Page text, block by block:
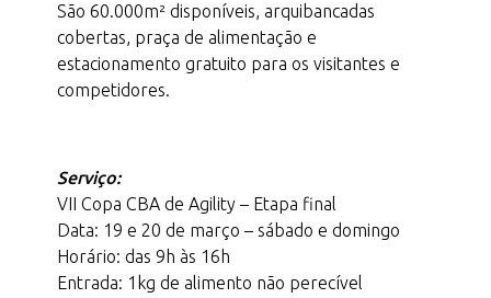
São 60.000m² disponíveis, arquibancadas
cobertas, praça de alimentação e
estacionamento gratuito para os visitantes e
competidores.
Serviço:
VII Copa CBA de Agility – Etapa final
Data: 19 e 20 de março – sábado e domingo
Horário: das 9h às 16h
Entrada: 1kg de alimento não perecível